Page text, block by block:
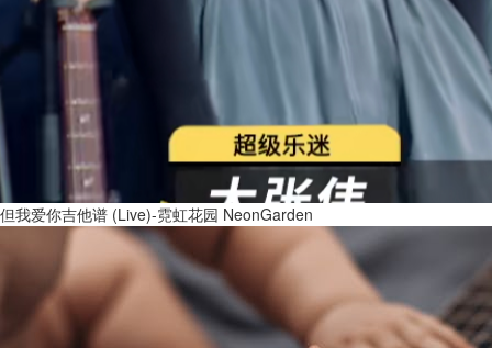
但我爱你吉他谱 (Live)-霓虹花园 NeonGarden